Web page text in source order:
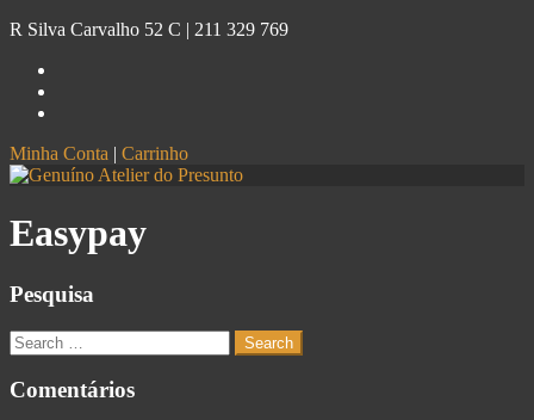
R Silva Carvalho 52 C | 211 329 769
Minha Conta | Carrinho
Easypay
Pesquisa
Comentários